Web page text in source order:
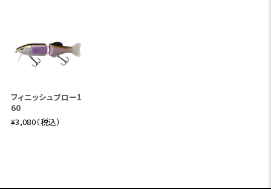
フィニッシュブロー1
60
¥3,080（税込）